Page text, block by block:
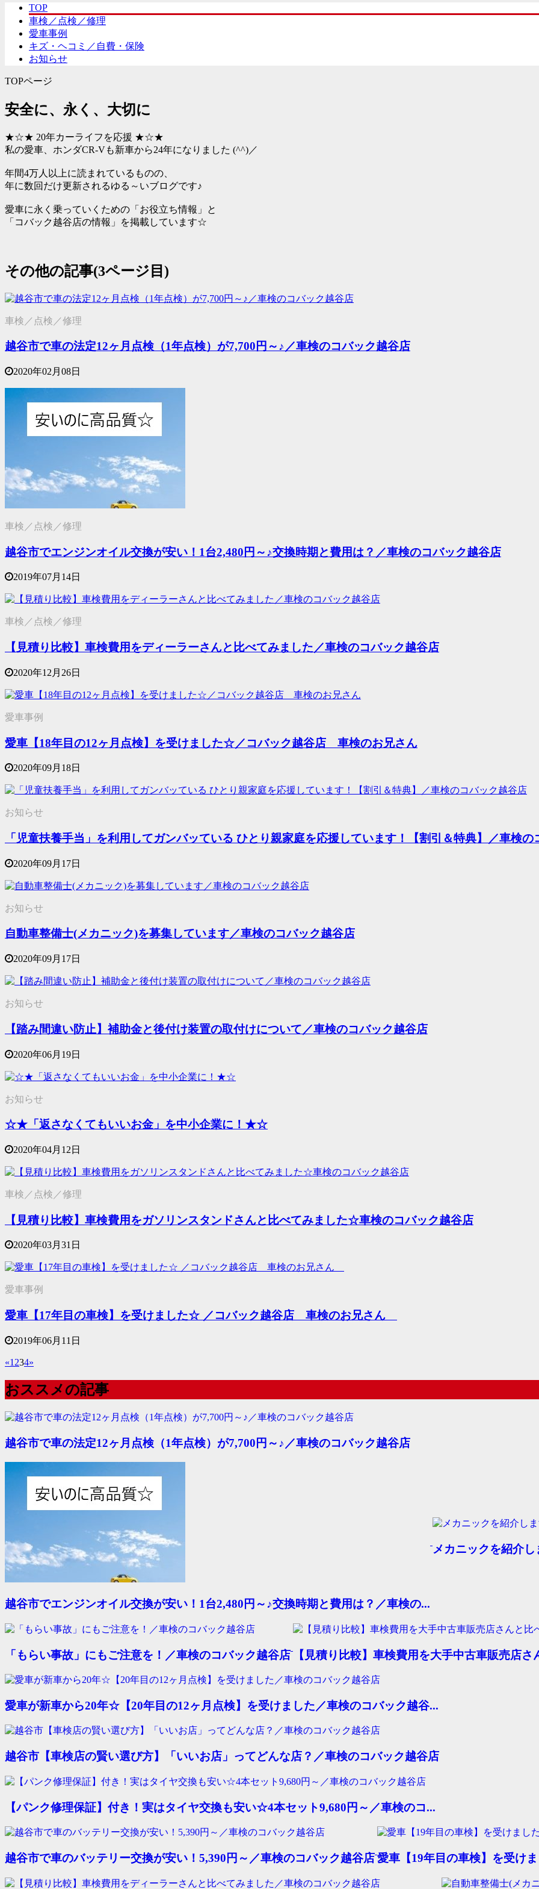
TOP
車検／点検／修理
愛車事例
キズ・ヘコミ／自費・保険
お知らせ
TOPページ
安全に、永く、大切に
★☆★ 20年カーライフを応援 ★☆★
私の愛車、ホンダCR-Vも新車から24年になりました (^^)／
年間4万人以上に読まれているものの、
年に数回だけ更新されるゆる～いブログです♪
愛車に永く乗っていくための「お役立ち情報」と
「コバック越谷店の情報」を掲載しています☆
その他の記事(3ページ目)
車検／点検／修理
越谷市で車の法定12ヶ月点検（1年点検）が7,700円～♪／車検のコバック越谷店
2020年02月08日
車検／点検／修理
越谷市でエンジンオイル交換が安い！1台2,480円～♪交換時期と費用は？／車検のコバック越谷店
2019年07月14日
車検／点検／修理
【見積り比較】車検費用をディーラーさんと比べてみました／車検のコバック越谷店
2020年12月26日
愛車事例
愛車【18年目の12ヶ月点検】を受けました☆／コバック越谷店 車検のお兄さん
2020年09月18日
お知らせ
「児童扶養手当」を利用してガンバッている ひとり親家庭を応援しています！【割引＆特典】／車検の
2020年09月17日
お知らせ
自動車整備士(メカニック)を募集しています／車検のコバック越谷店
2020年09月17日
お知らせ
【踏み間違い防止】補助金と後付け装置の取付けについて／車検のコバック越谷店
2020年06月19日
お知らせ
☆★「返さなくてもいいお金」を中小企業に！★☆
2020年04月12日
車検／点検／修理
【見積り比較】車検費用をガソリンスタンドさんと比べてみました☆車検のコバック越谷店
2020年03月31日
愛車事例
愛車【17年目の車検】を受けました☆ ／コバック越谷店 車検のお兄さん
2019年06月11日
«1 234»
おススメの記事
越谷市で車の法定12ヶ月点検（1年点検）が7,700円～♪／車検のコバック越谷店
越谷市でエンジンオイル交換が安い！1台2,480円～♪交換時期と費用は？／車検の...
メカニックを紹介
「もらい事故」にもご注意を！／車検のコバック越谷店 【見積り比較】車検費用を大手中古車販売店
愛車が新車から20年☆【20年目の12ヶ月点検】を受けました／車検のコバック越谷...
越谷市【車検店の賢い選び方】「いいお店」ってどんな店？／車検のコバック越谷店
【パンク修理保証】付き！実はタイヤ交換も安い☆4本セット9,680円～／車検のコ...
越谷市で車のバッテリー交換が安い！5,390円～／車検のコバック越谷店愛車【19年目の車検】を受け